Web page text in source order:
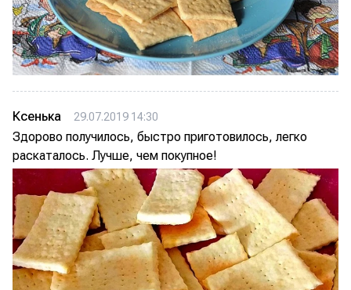
Ксенька 29.07.2019 14:30
Здорово получилось, быстро приготовилось, легко
раскаталось. Лучше, чем покупное!